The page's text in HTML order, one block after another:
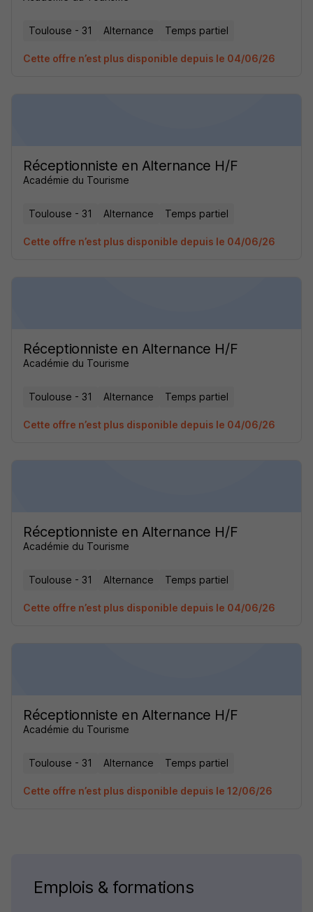
Toulouse - 31 Alternance Temps partiel
Cette offre n’est plus disponible depuis le 04/06/26
Réceptionniste en Alternance H/F
Académie du Tourisme
Toulouse - 31 Alternance Temps partiel
Cette offre n’est plus disponible depuis le 04/06/26
Réceptionniste en Alternance H/F
Académie du Tourisme
Toulouse - 31 Alternance Temps partiel
Cette offre n’est plus disponible depuis le 04/06/26
Réceptionniste en Alternance H/F
Académie du Tourisme
Toulouse - 31 Alternance Temps partiel
Cette offre n’est plus disponible depuis le 04/06/26
Réceptionniste en Alternance H/F
Académie du Tourisme
Toulouse - 31 Alternance Temps partiel
Cette offre n’est plus disponible depuis le 12/06/26
Emplois & formations